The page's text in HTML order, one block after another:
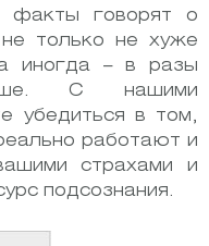
факты говорят о
только не хуже
иногда – в разы
С нашими
убедиться в том,
работают и
страхами и
подсознания.